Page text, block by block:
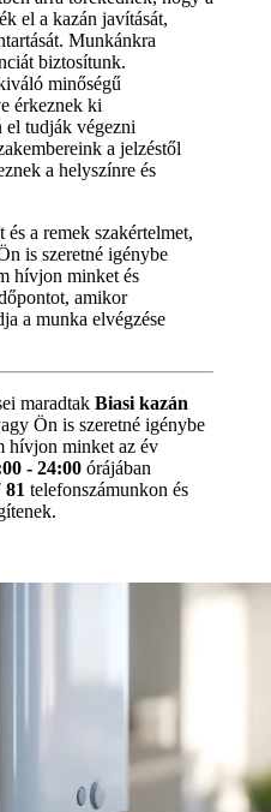
el a kazán javítását,
Munkánkra
biztosítunk.
minőségű
érkeznek ki
el tudják végezni
a jelzéstől
a helyszínre és
a remek szakértelmet,
is szeretné igénybe
hívjon minket és
amikor
a munka elvégzése
maradtak Biasi kazán
Ön is szeretné igénybe
hívjon minket az év
- 24:00 órájában
81 telefonszámunkon és